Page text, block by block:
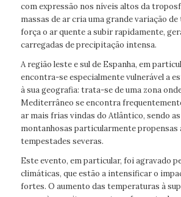
com expressão nos níveis altos da
massas de ar cria uma grande variação
força o ar quente a subir rapidamente,
carregadas de precipitação intensa.
A região leste e sul de Espanha, em
encontra-se especialmente vulnerável a
à sua geografia: trata-se de uma zona
Mediterrâneo se encontra
ar mais frias vindas do Atlântico, sendo as
montanhosas particularmente propensas
tempestades severas.
Este evento, em particular, foi agravado
climáticas, que estão a intensificar o
fortes. O aumento das temperaturas à